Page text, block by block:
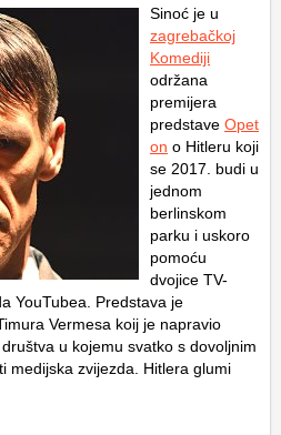
Sinoć je u
zagrebačkoj
Komediji
održana
premijera
predstave Opet
on o Hitleru koji
se 2017. budi u
jednom
berlinskom
parku i uskoro
pomoću
dvojice TV-
YouTubea. Predstava je
Vermesa koij je napravio
u kojemu svatko s dovoljnim
medijska zvijezda. Hitlera glumi